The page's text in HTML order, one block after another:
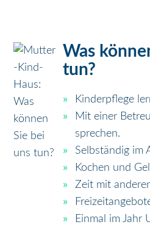
Was
tun?
Kinderpflege
Mit einer
sprechen.
Selbständig im
Kochen und
Zeit mit
Einmal im Jahr